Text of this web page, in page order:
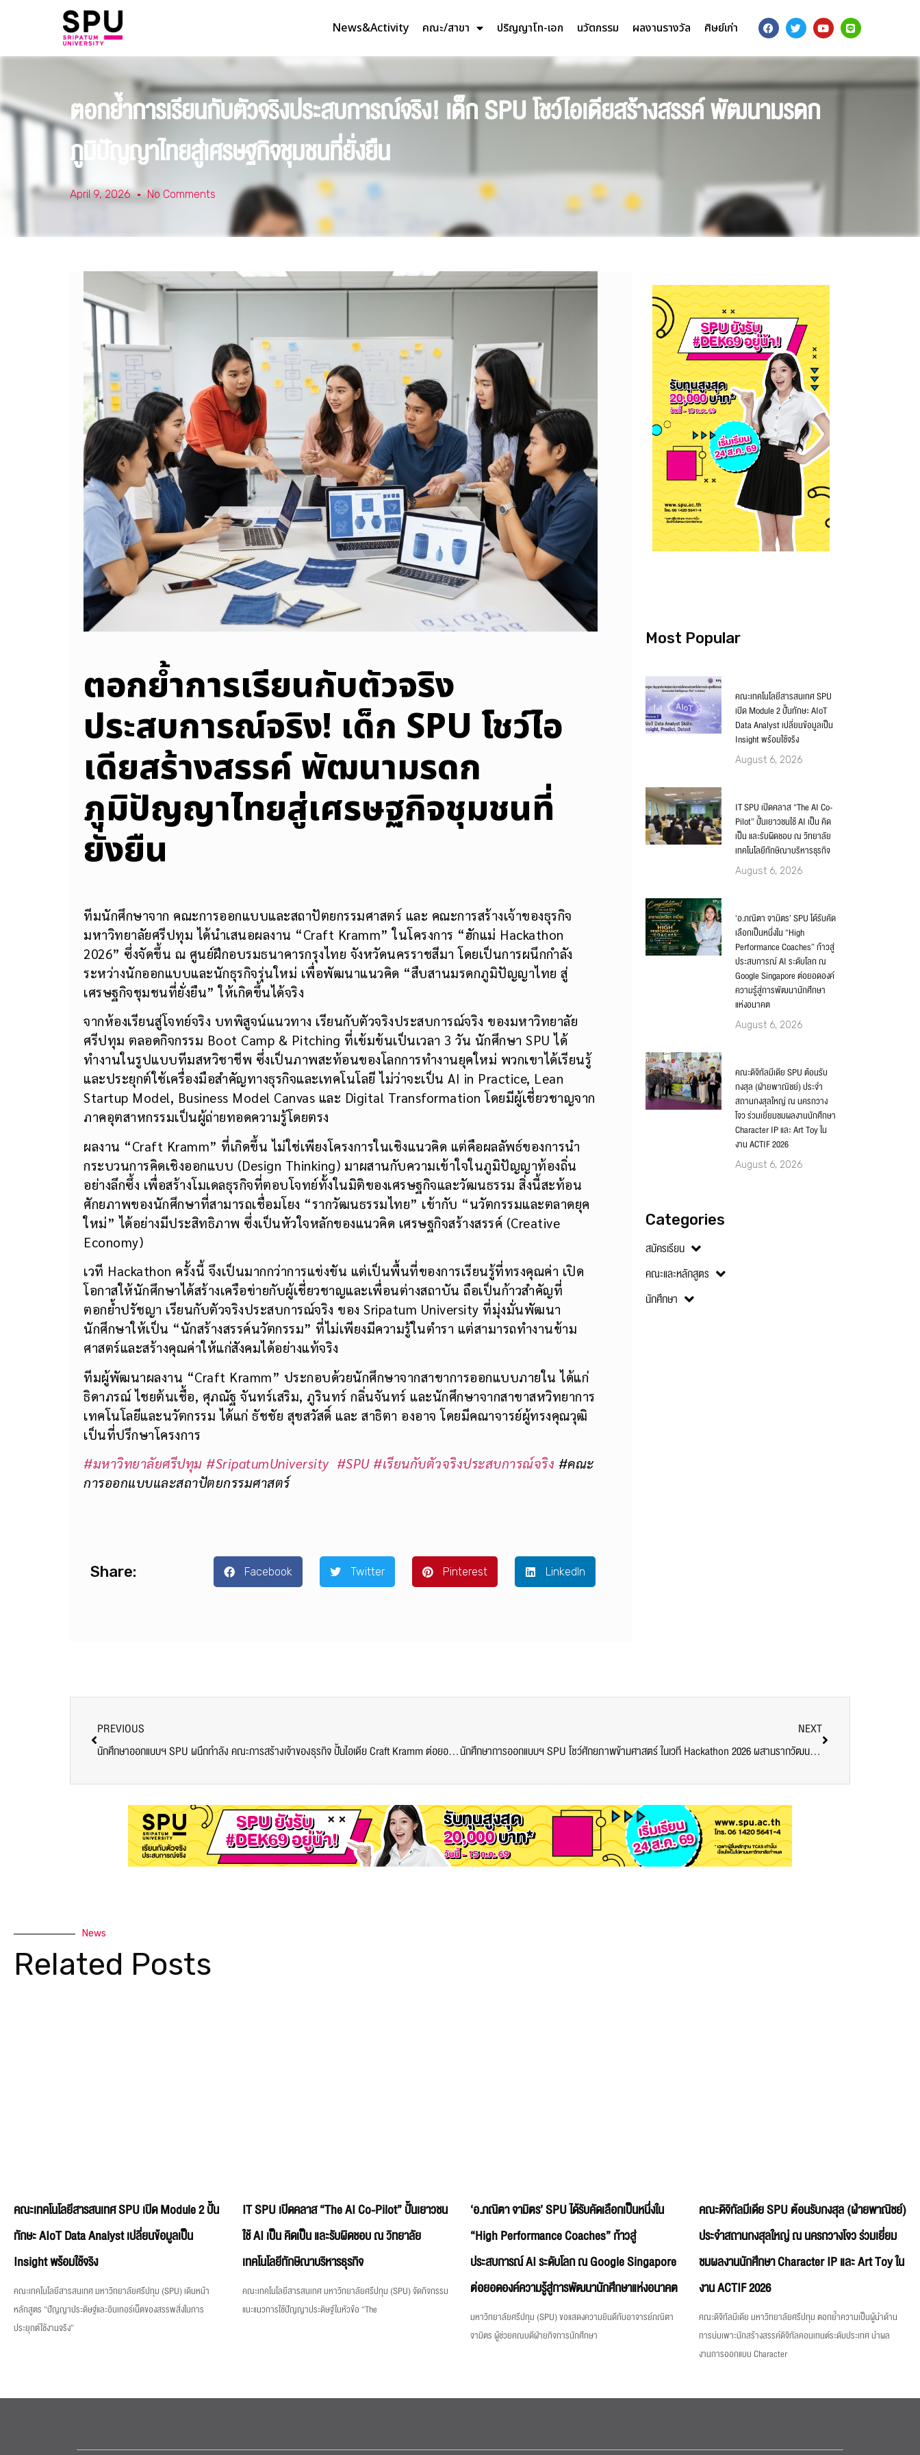
News&Activity คณะ/สาขา ปริญญาโท-เอก นวัตกรรม ผลงานรางวัล ศิษย์เก่า
ตอกย้ำการเรียนกับตัวจริงประสบการณ์จริง! เด็ก SPU โชว์ไอเดียสร้างสรรค์ พัฒนามรดก
ภูมิปัญญาไทยสู่เศรษฐกิจชุมชนที่ยั่งยืน
April 9, 2026 No Comments
ตอกย้ำการเรียนกับตัวจริง
ประสบการณ์จริง! เด็ก SPU โชว์ไอ
เดียสร้างสรรค์ พัฒนามรดก
ภูมิปัญญาไทยสู่เศรษฐกิจชุมชนที่
ยั่งยืน
ทีมนักศึกษาจาก คณะการออกแบบและสถาปัตยกรรมศาสตร์ และ คณะการสร้างเจ้าของธุรกิจ
มหาวิทยาลัยศรีปทุม ได้นำเสนอผลงาน “Craft Kramm” ในโครงการ “ฮักแม่ Hackathon
2026” ซึ่งจัดขึ้น ณ ศูนย์ฝึกอบรมธนาคารกรุงไทย จังหวัดนครราชสีมา โดยเป็นการผนึกกำลัง
ระหว่างนักออกแบบและนักธุรกิจรุ่นใหม่ เพื่อพัฒนาแนวคิด “สืบสานมรดกภูมิปัญญาไทย สู่
เศรษฐกิจชุมชนที่ยั่งยืน” ให้เกิดขึ้นได้จริง
จากห้องเรียนสู่โจทย์จริง บทพิสูจน์แนวทาง เรียนกับตัวจริงประสบการณ์จริง ของมหาวิทยาลัย
ศรีปทุม ตลอดกิจกรรม Boot Camp & Pitching ที่เข้มข้นเป็นเวลา 3 วัน นักศึกษา SPU ได้
ทำงานในรูปแบบทีมสหวิชาชีพ ซึ่งเป็นภาพสะท้อนของโลกการทำงานยุคใหม่ พวกเขาได้เรียนรู้
และประยุกต์ใช้เครื่องมือสำคัญทางธุรกิจและเทคโนโลยี ไม่ว่าจะเป็น AI in Practice, Lean
Startup Model, Business Model Canvas และ Digital Transformation โดยมีผู้เชี่ยวชาญจาก
ภาคอุตสาหกรรมเป็นผู้ถ่ายทอดความรู้โดยตรง
ผลงาน “Craft Kramm” ที่เกิดขึ้น ไม่ใช่เพียงโครงการในเชิงแนวคิด แต่คือผลลัพธ์ของการนำ
กระบวนการคิดเชิงออกแบบ (Design Thinking) มาผสานกับความเข้าใจในภูมิปัญญาท้องถิ่น
อย่างลึกซึ้ง เพื่อสร้างโมเดลธุรกิจที่ตอบโจทย์ทั้งในมิติของเศรษฐกิจและวัฒนธรรม สิ่งนี้สะท้อน
ศักยภาพของนักศึกษาที่สามารถเชื่อมโยง “รากวัฒนธรรมไทย” เข้ากับ “นวัตกรรมและตลาดยุค
ใหม่” ได้อย่างมีประสิทธิภาพ ซึ่งเป็นหัวใจหลักของแนวคิด เศรษฐกิจสร้างสรรค์ (Creative
Economy)
เวที Hackathon ครั้งนี้ จึงเป็นมากกว่าการแข่งขัน แต่เป็นพื้นที่ของการเรียนรู้ที่ทรงคุณค่า เปิด
โอกาสให้นักศึกษาได้สร้างเครือข่ายกับผู้เชี่ยวชาญและเพื่อนต่างสถาบัน ถือเป็นก้าวสำคัญที่
ตอกย้ำปรัชญา เรียนกับตัวจริงประสบการณ์จริง ของ Sripatum University ที่มุ่งมั่นพัฒนา
นักศึกษาให้เป็น “นักสร้างสรรค์นวัตกรรม” ที่ไม่เพียงมีความรู้ในตำรา แต่สามารถทำงานข้าม
ศาสตร์และสร้างคุณค่าให้แก่สังคมได้อย่างแท้จริง
ทีมผู้พัฒนาผลงาน “Craft Kramm” ประกอบด้วยนักศึกษาจากสาขาการออกแบบภายใน ได้แก่
ธิดาภรณ์ ไชยต้นเชื้อ, ศุภณัฐ จันทร์เสริม, ภูรินทร์ กลิ่นจันทร์ และนักศึกษาจากสาขาสหวิทยาการ
เทคโนโลยีและนวัตกรรม ได้แก่ ธัชชัย สุขสวัสดิ์ และ สาธิตา องอาจ โดยมีคณาจารย์ผู้ทรงคุณวุฒิ
เป็นที่ปรึกษาโครงการ
#มหาวิทยาลัยศรีปทุม #SripatumUniversity #SPU #เรียนกับตัวจริงประสบการณ์จริง #คณะ
การออกแบบและสถาปัตยกรรมศาสตร์
Share: Facebook Twitter Pinterest LinkedIn
Most Popular
คณะเทคโนโลยีสารสนเทศ SPU
เปิด Module 2 ปั้นทักษะ AIoT
Data Analyst เปลี่ยนข้อมูลเป็น
Insight พร้อมใช้จริง
August 6, 2026
IT SPU เปิดคลาส “The AI Co-
Pilot” ปั้นเยาวชนใช้ AI เป็น คิด
เป็น และรับผิดชอบ ณ วิทยาลัย
เทคโนโลยีทักษิณาบริหารธุรกิจ
August 6, 2026
‘อ.ภณิตา จามิตร’ SPU ได้รับคัด
เลือกเป็นหนึ่งใน “High
Performance Coaches” ก้าวสู่
ประสบการณ์ AI ระดับโลก ณ
Google Singapore ต่อยอดองค์
ความรู้สู่การพัฒนานักศึกษา
แห่งอนาคต
August 6, 2026
คณะดิจิทัลมีเดีย SPU ต้อนรับ
กงสุล (ฝ่ายพาณิชย์) ประจำ
สถานกงสุลใหญ่ ณ นครกวาง
โจว ร่วมเยี่ยมชมผลงานนักศึกษา
Character IP และ Art Toy ใน
งาน ACTIF 2026
August 6, 2026
Categories
สมัครเรียน
คณะและหลักสูตร
นักศึกษา
PREVIOUS
นักศึกษาออกแบบฯ SPU ผนึกกำลัง คณะการสร้างเจ้าของธุรกิจ ปั้นไอเดีย Craft Kramm ต่อยอดภูมิปัญญาสู่เศรษฐกิจชุมชนในเวที Hackathon
NEXT
นักศึกษาการออกแบบฯ SPU โชว์ศักยภาพข้ามศาสตร์ ในเวที Hackathon 2026 ผสานรากวัฒนธรรมไทยเข้ากับนวัตกรรมและตลาดยุคใหม่
News
Related Posts
คณะเทคโนโลยีสารสนเทศ SPU เปิด Module 2 ปั้น
ทักษะ AIoT Data Analyst เปลี่ยนข้อมูลเป็น
Insight พร้อมใช้จริง
คณะเทคโนโลยีสารสนเทศ มหาวิทยาลัยศรีปทุม (SPU) เดินหน้า
หลักสูตร “ปัญญาประดิษฐ์และอินเทอร์เน็ตของสรรพสิ่งในการ
ประยุกต์ใช้งานจริง”
IT SPU เปิดคลาส “The AI Co-Pilot” ปั้นเยาวชน
ใช้ AI เป็น คิดเป็น และรับผิดชอบ ณ วิทยาลัย
เทคโนโลยีทักษิณาบริหารธุรกิจ
คณะเทคโนโลยีสารสนเทศ มหาวิทยาลัยศรีปทุม (SPU) จัดกิจกรรม
แนะแนวการใช้ปัญญาประดิษฐ์ในหัวข้อ “The
‘อ.ภณิตา จามิตร’ SPU ได้รับคัดเลือกเป็นหนึ่งใน
“High Performance Coaches” ก้าวสู่
ประสบการณ์ AI ระดับโลก ณ Google Singapore
ต่อยอดองค์ความรู้สู่การพัฒนานักศึกษาแห่งอนาคต
มหาวิทยาลัยศรีปทุม (SPU) ขอแสดงความยินดีกับอาจารย์ภณิตา
จามิตร ผู้ช่วยคณบดีฝ่ายกิจการนักศึกษา
คณะดิจิทัลมีเดีย SPU ต้อนรับกงสุล (ฝ่ายพาณิชย์)
ประจำสถานกงสุลใหญ่ ณ นครกวางโจว ร่วมเยี่ยม
ชมผลงานนักศึกษา Character IP และ Art Toy ใน
งาน ACTIF 2026
คณะดิจิทัลมีเดีย มหาวิทยาลัยศรีปทุม ตอกย้ำความเป็นผู้นำด้าน
การบ่มเพาะนักสร้างสรรค์ดิจิทัลคอนเทนต์ระดับประเทศ นำผล
งานการออกแบบ Character